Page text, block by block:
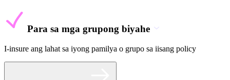
Para sa mga grupong biyahe
I-insure ang lahat sa iyong pamilya o grupo sa iisang policy